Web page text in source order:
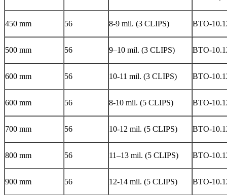
450 mm 56 8-9 mil. (3 CLIPS) BTO-
500 mm 56 9–10 mil. (3 CLIPS) BTO-
600 mm 56 10-11 mil. (3 CLIPS) BTO-
600 mm 56 8-10 mil. (5 CLIPS) BTO-
700 mm 56 10-12 mil. (5 CLIPS) BTO-
800 mm 56 11–13 mil. (5 CLIPS) BTO-
900 mm 56 12-14 mil. (5 CLIPS) BTO-